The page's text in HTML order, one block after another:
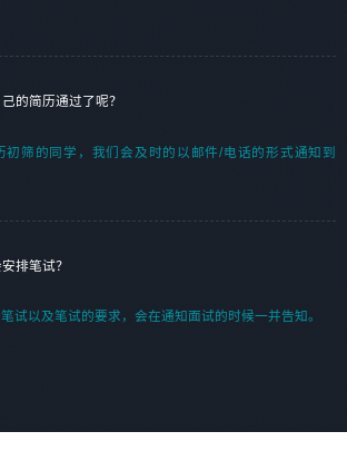
的简历通过了呢？
初筛的同学，我们会及时的以邮件/电话的形式通知到
排笔试？
试以及笔试的要求，会在通知面试的时候一并告知。